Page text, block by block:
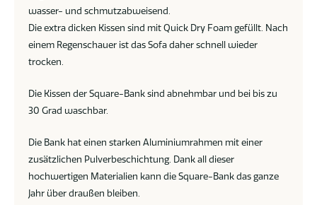
wasser- und schmutzabweisend.
Die extra dicken Kissen sind mit Quick Dry Foam gefüllt. Nach
einem Regenschauer ist das Sofa daher schnell wieder
trocken.
Die Kissen der Square-Bank sind abnehmbar und bei bis zu
30 Grad waschbar.
Die Bank hat einen starken Aluminiumrahmen mit einer
zusätzlichen Pulverbeschichtung. Dank all dieser
hochwertigen Materialien kann die Square-Bank das ganze
Jahr über draußen bleiben.